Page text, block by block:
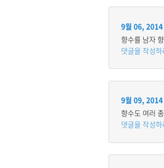
9월 06,
향수를 남자
댓글을 작성
9월 09,
향수도 여러
댓글을 작성